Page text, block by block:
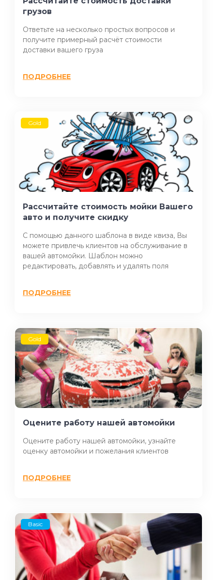
грузов
Ответьте на несколько простых вопросов и
получите примерный расчёт стоимости
доставки вашего груза
ПОДРОБНЕЕ
Gold
Рассчитайте стоимость мойки Вашего
авто и получите скидку
С помощью данного шаблона в виде квиза, Вы
можете привлечь клиентов на обслуживание в
вашей автомойки. Шаблон можно
редактировать, добавлять и удалять поля
ПОДРОБНЕЕ
Gold
Оцените работу нашей автомойки
Оцените работу нашей автомойки, узнайте
оценку автомойки и пожелания клиентов
ПОДРОБНЕЕ
Basic